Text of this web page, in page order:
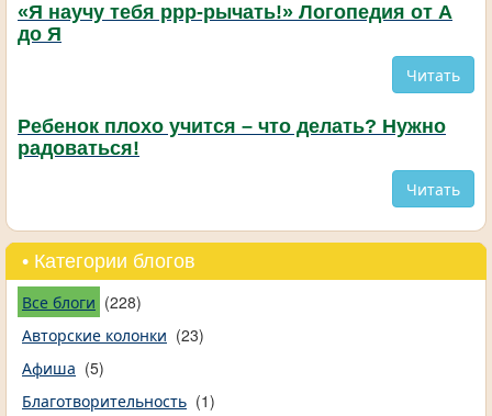
«Я научу тебя ррр-рычать!» Логопедия от А
до Я
Читать
Ребенок плохо учится – что делать? Нужно
радоваться!
Читать
• Категории блогов
Все блоги (228)
Авторские колонки (23)
Афиша (5)
Благотворительность (1)